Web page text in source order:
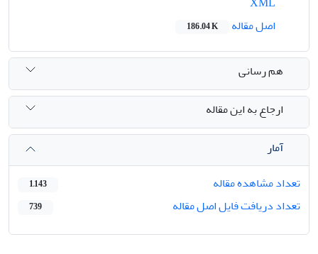
اصل مقاله
186.04 K
هم رسانی
ارجاع به این مقاله
آمار
تعداد مشاهده مقاله
1,143
تعداد دریافت فایل اصل مقاله 739